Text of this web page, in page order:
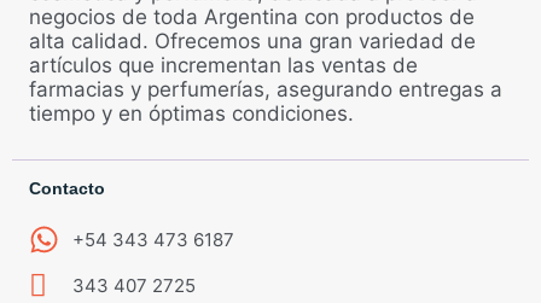
negocios de toda Argentina con productos de
alta calidad. Ofrecemos una gran variedad de
artículos que incrementan las ventas de
farmacias y perfumerías, asegurando entregas a
tiempo y en óptimas condiciones.
Contacto
+54 343 473 6187
343 407 2725